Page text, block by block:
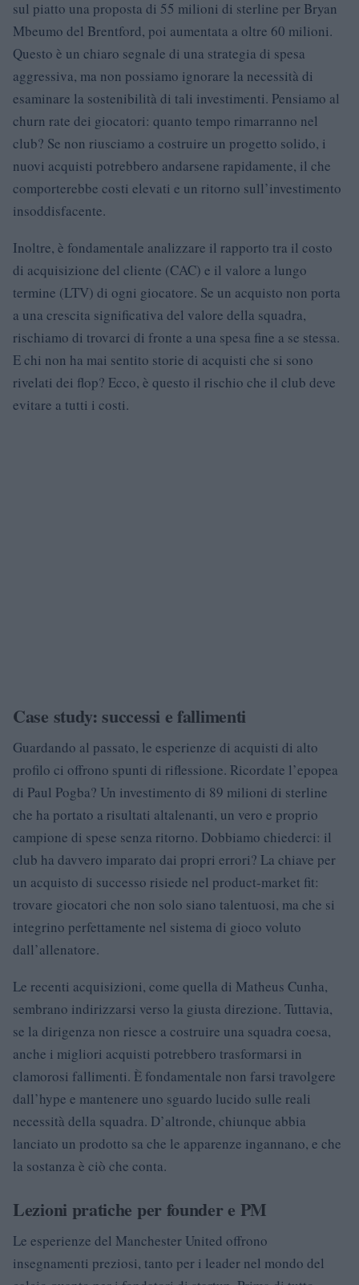
sul piatto una proposta di 55 milioni di sterline per Bryan
Mbeumo del Brentford, poi aumentata a oltre 60 milioni.
Questo è un chiaro segnale di una strategia di spesa
aggressiva, ma non possiamo ignorare la necessità di
esaminare la sostenibilità di tali investimenti. Pensiamo al
churn rate dei giocatori: quanto tempo rimarranno nel
club? Se non riusciamo a costruire un progetto solido, i
nuovi acquisti potrebbero andarsene rapidamente, il che
comporterebbe costi elevati e un ritorno sull’investimento
insoddisfacente.
Inoltre, è fondamentale analizzare il rapporto tra il costo
di acquisizione del cliente (CAC) e il valore a lungo
termine (LTV) di ogni giocatore. Se un acquisto non porta
a una crescita significativa del valore della squadra,
rischiamo di trovarci di fronte a una spesa fine a se stessa.
E chi non ha mai sentito storie di acquisti che si sono
rivelati dei flop? Ecco, è questo il rischio che il club deve
evitare a tutti i costi.
Case study: successi e fallimenti
Guardando al passato, le esperienze di acquisti di alto
profilo ci offrono spunti di riflessione. Ricordate l’epopea
di Paul Pogba? Un investimento di 89 milioni di sterline
che ha portato a risultati altalenanti, un vero e proprio
campione di spese senza ritorno. Dobbiamo chiederci: il
club ha davvero imparato dai propri errori? La chiave per
un acquisto di successo risiede nel product-market fit:
trovare giocatori che non solo siano talentuosi, ma che si
integrino perfettamente nel sistema di gioco voluto
dall’allenatore.
Le recenti acquisizioni, come quella di Matheus Cunha,
sembrano indirizzarsi verso la giusta direzione. Tuttavia,
se la dirigenza non riesce a costruire una squadra coesa,
anche i migliori acquisti potrebbero trasformarsi in
clamorosi fallimenti. È fondamentale non farsi travolgere
dall’hype e mantenere uno sguardo lucido sulle reali
necessità della squadra. D’altronde, chiunque abbia
lanciato un prodotto sa che le apparenze ingannano, e che
la sostanza è ciò che conta.
Lezioni pratiche per founder e PM
Le esperienze del Manchester United offrono
insegnamenti preziosi, tanto per i leader nel mondo del